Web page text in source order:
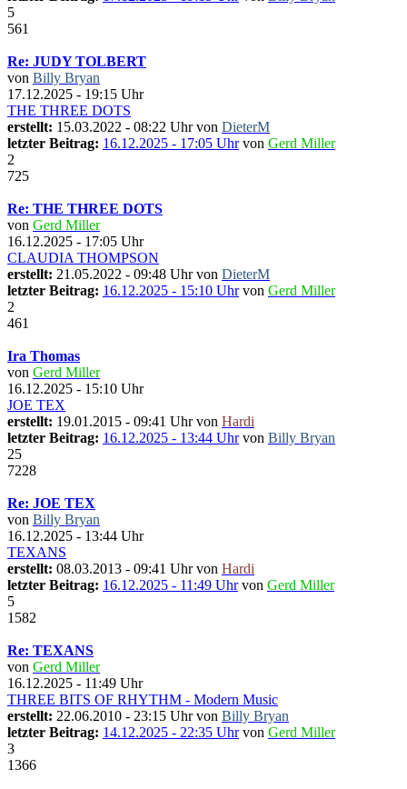
5
561
Re: JUDY TOLBERT
von Billy Bryan
17.12.2025 - 19:15 Uhr
THE THREE DOTS
erstellt: 15.03.2022 - 08:22 Uhr von DieterM
letzter Beitrag: 16.12.2025 - 17:05 Uhrvon Gerd Miller
2
725
Re: THE THREE DOTS
von Gerd Miller
16.12.2025 - 17:05 Uhr
CLAUDIA THOMPSON
erstellt: 21.05.2022 - 09:48 Uhr von DieterM
letzter Beitrag: 16.12.2025 - 15:10 Uhrvon Gerd Miller
2
461
Ira Thomas
von Gerd Miller
16.12.2025 - 15:10 Uhr
JOE TEX
erstellt: 19.01.2015 - 09:41 Uhr von Hardi
letzter Beitrag: 16.12.2025 - 13:44 Uhrvon Billy Bryan
25
7228
Re: JOE TEX
von Billy Bryan
16.12.2025 - 13:44 Uhr
TEXANS
erstellt: 08.03.2013 - 09:41 Uhr von Hardi
letzter Beitrag: 16.12.2025 - 11:49 Uhrvon Gerd Miller
5
1582
Re: TEXANS
von Gerd Miller
16.12.2025 - 11:49 Uhr
THREE BITS OF RHYTHM - Modern Music
erstellt: 22.06.2010 - 23:15 Uhr von Billy Bryan
letzter Beitrag: 14.12.2025 - 22:35 Uhrvon Gerd Miller
3
1366